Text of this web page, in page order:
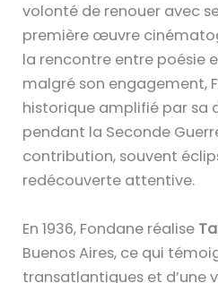
volonté de renouer avec
première œuvre
la rencontre entre poésie
malgré son engagement,
historique amplifié par
pendant la Seconde
contribution, souvent
redécouverte attentive.
En 1936, Fondane réalise
Buenos Aires, ce qui
transatlantiques et d’une